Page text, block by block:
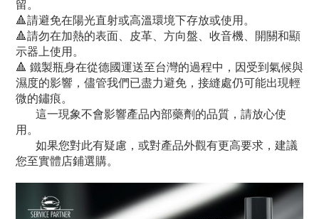
留。
🔺請避免在陽光直射或高溫環境下存放或使用。
🔺請勿在加熱的表面、皮革、方向盤、收音機、開關和顯
示器上使用。
🔺 鐵製瓶身在從德國運送至台灣的過程中，因受到氣候與
濕度的影響，儘管我們已盡力避免，接縫處仍可能出現輕
微的鏽痕。
這一現象不會影響產品內部藥劑的品質，請放心使
用。
如果您對此有疑慮，或對產品外觀有更高要求，建議
您至實體店鋪選購。